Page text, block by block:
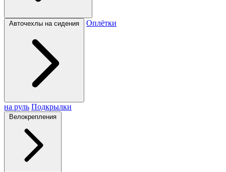
Авточехлы на сидения Оплётки
на руль Подкрылки
Велокрепления